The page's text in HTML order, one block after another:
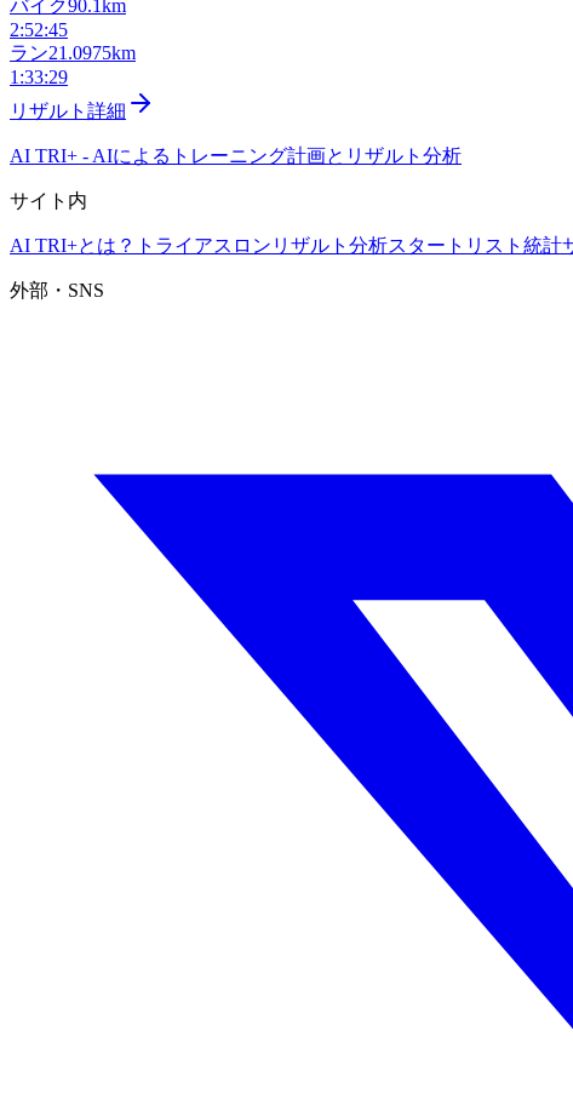
バイク90.1km
2:52:45
ラン21.0975km
1:33:29
リザルト詳細
AI TRI+ - AIによるトレーニング計画とリザルト分析
サイト内
AI TRI+とは？ トライアスロンリザルト分析スタートリスト 統計
外部・SNS